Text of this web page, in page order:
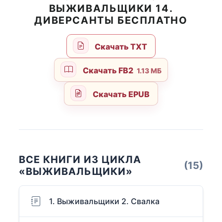
ВЫЖИВАЛЬЩИКИ 14.
ДИВЕРСАНТЫ БЕСПЛАТНО
Скачать TXT
Скачать FB2 1.13 МБ
Скачать EPUB
ВСЕ КНИГИ ИЗ ЦИКЛА
«ВЫЖИВАЛЬЩИКИ»
(15)
1. Выживальщики 2. Свалка